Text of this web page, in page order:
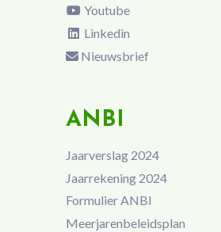
Youtube
Linkedin
Nieuwsbrief
ANBI
Jaarverslag 2024
Jaarrekening 2024
Formulier ANBI
Meerjarenbeleidsplan